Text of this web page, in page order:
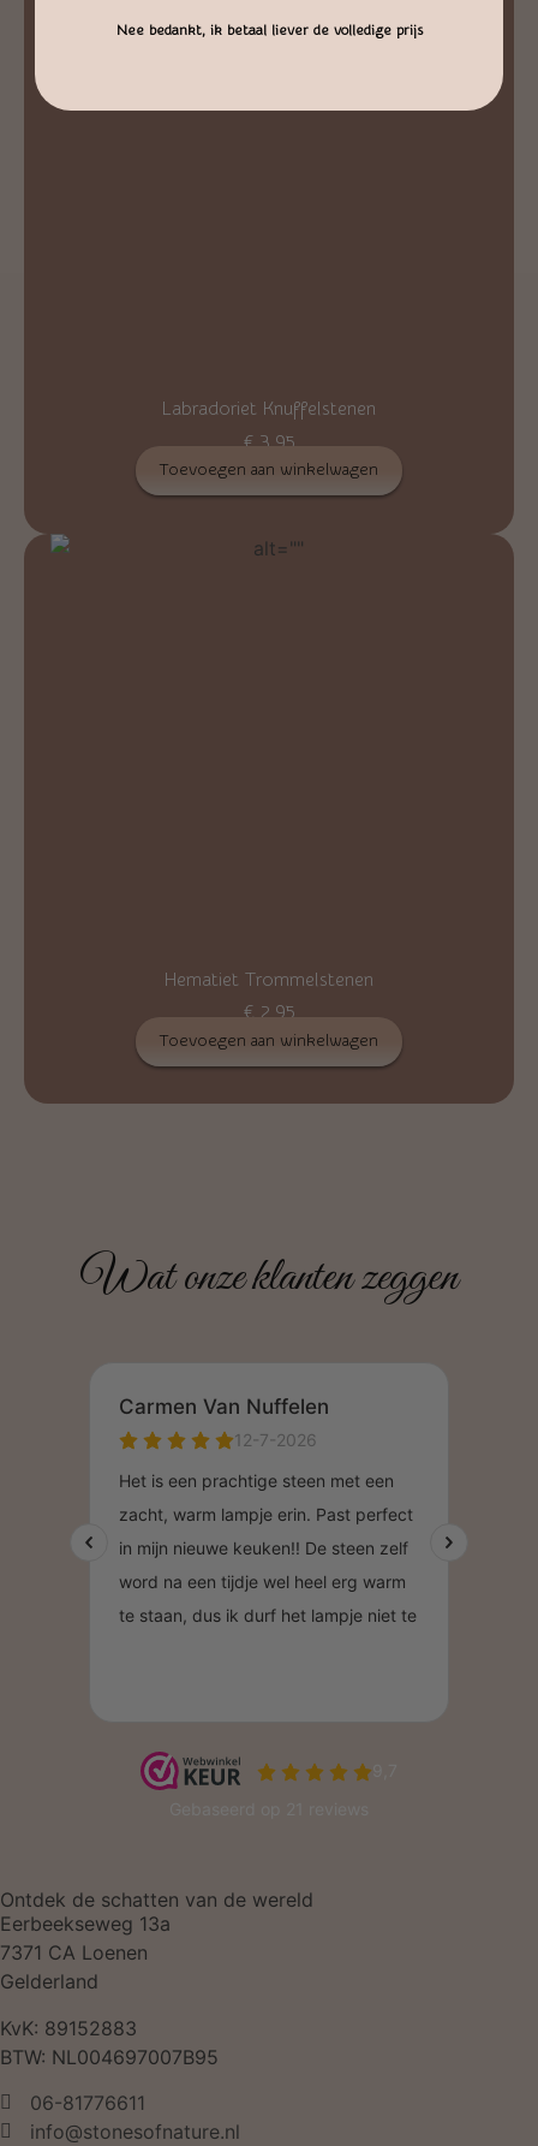
Labradoriet Knuffelstenen
€3,95
Toevoegen aan winkelwagen
Hematiet Trommelstenen
€2,95
Toevoegen aan winkelwagen
Wat onze klanten zeggen
Ontdek de schatten van de wereld
Eerbeekseweg 13a
7371 CA Loenen
Gelderland
KvK: 89152883
BTW: NL004697007B95
06-81776611
info@stonesofnature.nl
Nee bedankt, ik betaal liever de volledige prijs